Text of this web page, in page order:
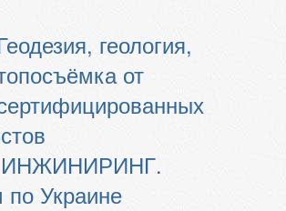
геология,
от
по Украине